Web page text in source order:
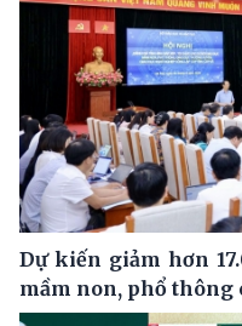
Dự kiến giảm hơn
mầm non, phổ thông